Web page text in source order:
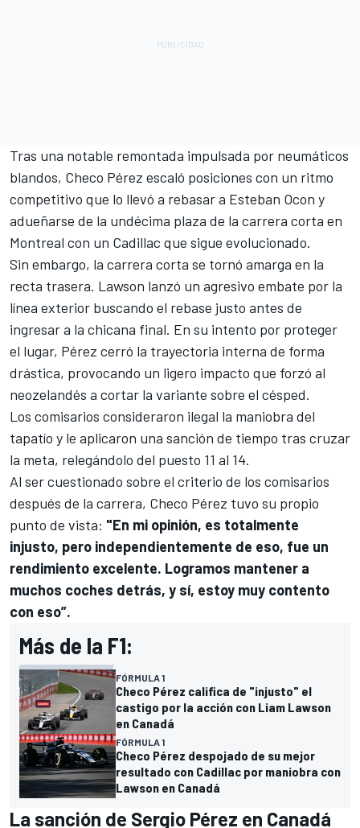
Tras una notable remontada impulsada por neumáticos
blandos, Checo Pérez escaló posiciones con un ritmo
competitivo que lo llevó a rebasar a Esteban Ocon y
adueñarse de la undécima plaza de la carrera corta en
Montreal con un Cadillac que sigue evolucionado.
Sin embargo, la carrera corta se tornó amarga en la
recta trasera. Lawson lanzó un agresivo embate por la
línea exterior buscando el rebase justo antes de
ingresar a la chicana final. En su intento por proteger
el lugar, Pérez cerró la trayectoria interna de forma
drástica, provocando un ligero impacto que forzó al
neozelandés a cortar la variante sobre el césped.
Los comisarios consideraron ilegal la maniobra del
tapatío y le aplicaron una sanción de tiempo tras cruzar
la meta, relegándolo del puesto 11 al 14.
Al ser cuestionado sobre el criterio de los comisarios
después de la carrera, Checo Pérez tuvo su propio
punto de vista: "En mi opinión, es totalmente
injusto, pero independientemente de eso, fue un
rendimiento excelente. Logramos mantener a
muchos coches detrás, y sí, estoy muy contento
con eso”.
Más de la F1:
FÓRMULA 1
Checo Pérez califica de "injusto" el
castigo por la acción con Liam Lawson
en Canadá
FÓRMULA 1
Checo Pérez despojado de su mejor
resultado con Cadillac por maniobra con
Lawson en Canadá
La sanción de Sergio Pérez en Canadá